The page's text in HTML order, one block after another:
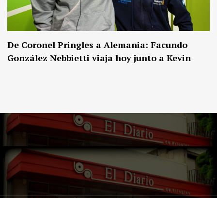
De Coronel Pringles a Alemania: Facundo
González Nebbietti viaja hoy junto a Kevin